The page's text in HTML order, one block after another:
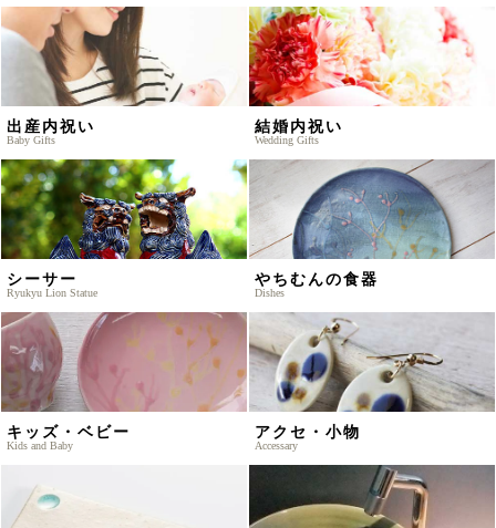
出産内祝い
Baby Gifts
結婚内祝い
Wedding Gifts
シーサー
Ryukyu Lion Statue
やちむんの食器
Dishes
キッズ・ベビー
Kids and Baby
アクセ・小物
Accessary